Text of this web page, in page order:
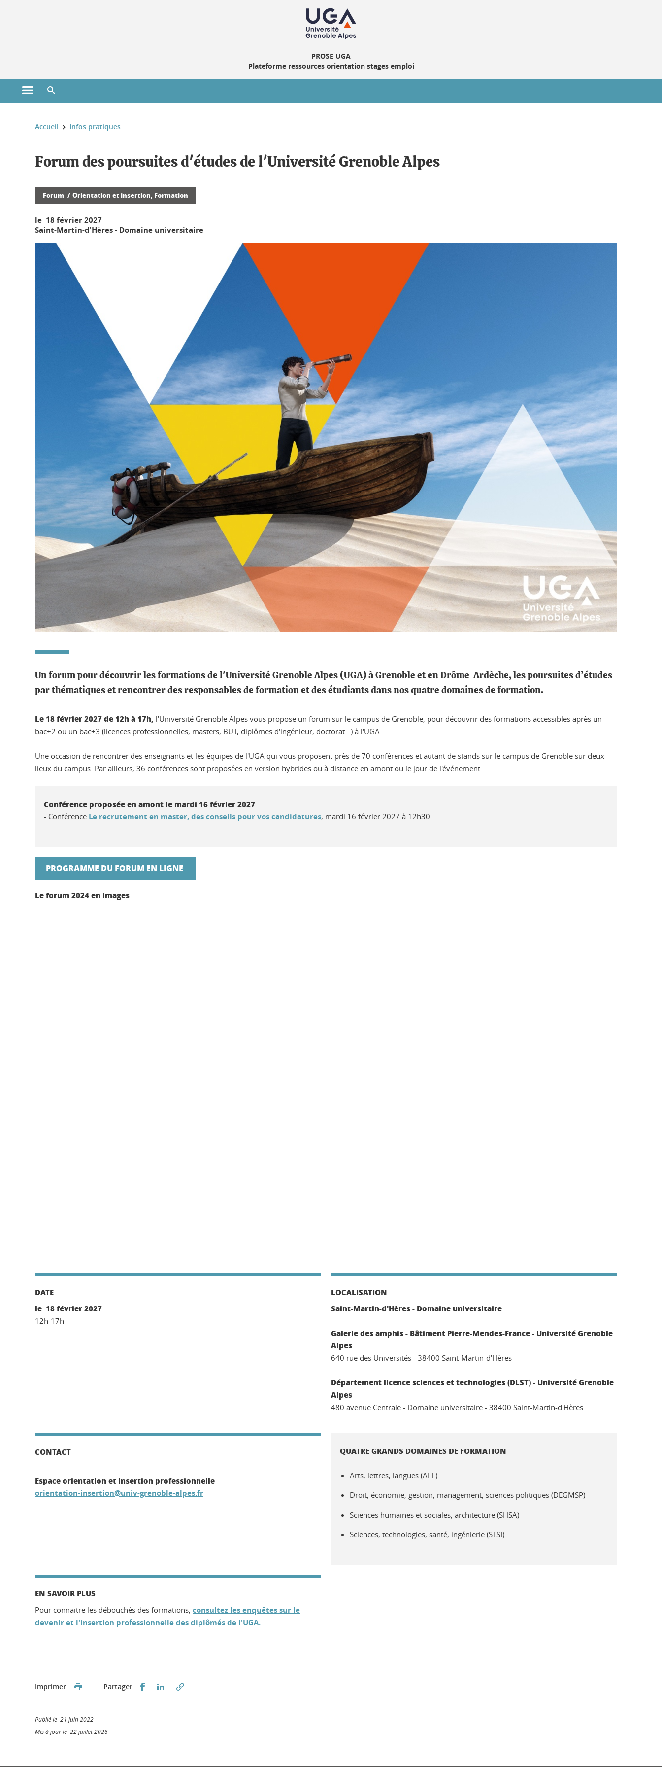
PROSE UGA
Plateforme ressources orientation stages emploi
Ouvrir le menu principal
Vous êtes ici :
Accueil Infos pratiques
Forum des poursuites d'études de l'Université Grenoble Alpes
Forum Orientation et insertion, Formation
le 18 février 2027
Saint-Martin-d'Hères - Domaine universitaire
Un forum pour découvrir les formations de l'Université Grenoble Alpes (UGA) à Grenoble et en Drôme-Ardèche, les poursuites d’études
par thématiques et rencontrer des responsables de formation et des étudiants dans nos quatre domaines de formation.
Le 18 février 2027 de 12h à 17h, l'Université Grenoble Alpes vous propose un forum sur le campus de Grenoble, pour découvrir des formations accessibles après un
bac+2 ou un bac+3 (licences professionnelles, masters, BUT, diplômes d'ingénieur, doctorat...) à l'UGA.
Une occasion de rencontrer des enseignants et les équipes de l'UGA qui vous proposent près de 70 conférences et autant de stands sur le campus de Grenoble sur deux
lieux du campus. Par ailleurs, 36 conférences sont proposées en version hybrides ou à distance en amont ou le jour de l'événement.
Conférence proposée en amont le mardi 16 février 2027
- Conférence Le recrutement en master, des conseils pour vos candidatures, mardi 16 février 2027 à 12h30
PROGRAMME DU FORUM EN LIGNE
Le forum 2024 en images
DATE
le 18 février 2027
12h-17h
LOCALISATION
Saint-Martin-d'Hères - Domaine universitaire
Galerie des amphis - Bâtiment Pierre-Mendes-France - Université Grenoble
Alpes
640 rue des Universités - 38400 Saint-Martin-d'Hères
Département licence sciences et technologies (DLST) - Université Grenoble
Alpes
480 avenue Centrale - Domaine universitaire - 38400 Saint-Martin-d'Hères
CONTACT
Espace orientation et insertion professionnelle
orientation-insertion@univ-grenoble-alpes.fr
QUATRE GRANDS DOMAINES DE FORMATION
Arts, lettres, langues (ALL)
Droit, économie, gestion, management, sciences politiques (DEGMSP)
Sciences humaines et sociales, architecture (SHSA)
Sciences, technologies, santé, ingénierie (STSI)
EN SAVOIR PLUS
Pour connaitre les débouchés des formations, consultez les enquêtes sur le
devenir et l'insertion professionnelle des diplômés de l'UGA.
Imprimer Partager Partager sur Facebook
Partager sur LinkedIn
Publié le 21 juin 2022
Mis à jour le 22 juillet 2026